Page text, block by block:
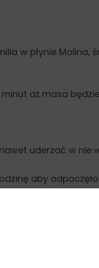
w płynie
aż masa
uderzać w nie
aby
lekko